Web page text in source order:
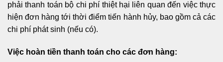
phải thanh toán bộ chi phí thiệt hại liên quan đến việc thực
hiện đơn hàng tới thời điểm tiến hành hủy, bao gồm cả các
chi phí phát sinh (nếu có).
Việc hoàn tiền thanh toán cho các đơn hàng: